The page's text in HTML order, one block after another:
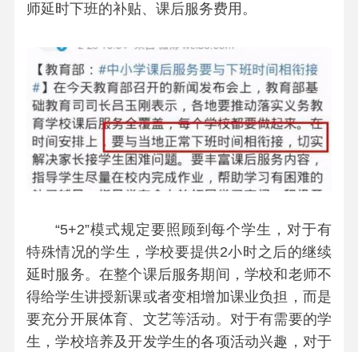
师延时下班的补贴、课后服务费用。
“5+2”模式规定要照顾到每个学生，对于有
特殊情况的学生，学校要提供2小时之后的继续
延时服务。在整个课后服务期间，学校和老师不
得给学生讲授新课或者变相增加课业负担，而是
要充分开展体育、文艺等活动。对于有需要的学
生，学校培养及开发学生的各项活动兴趣，对于